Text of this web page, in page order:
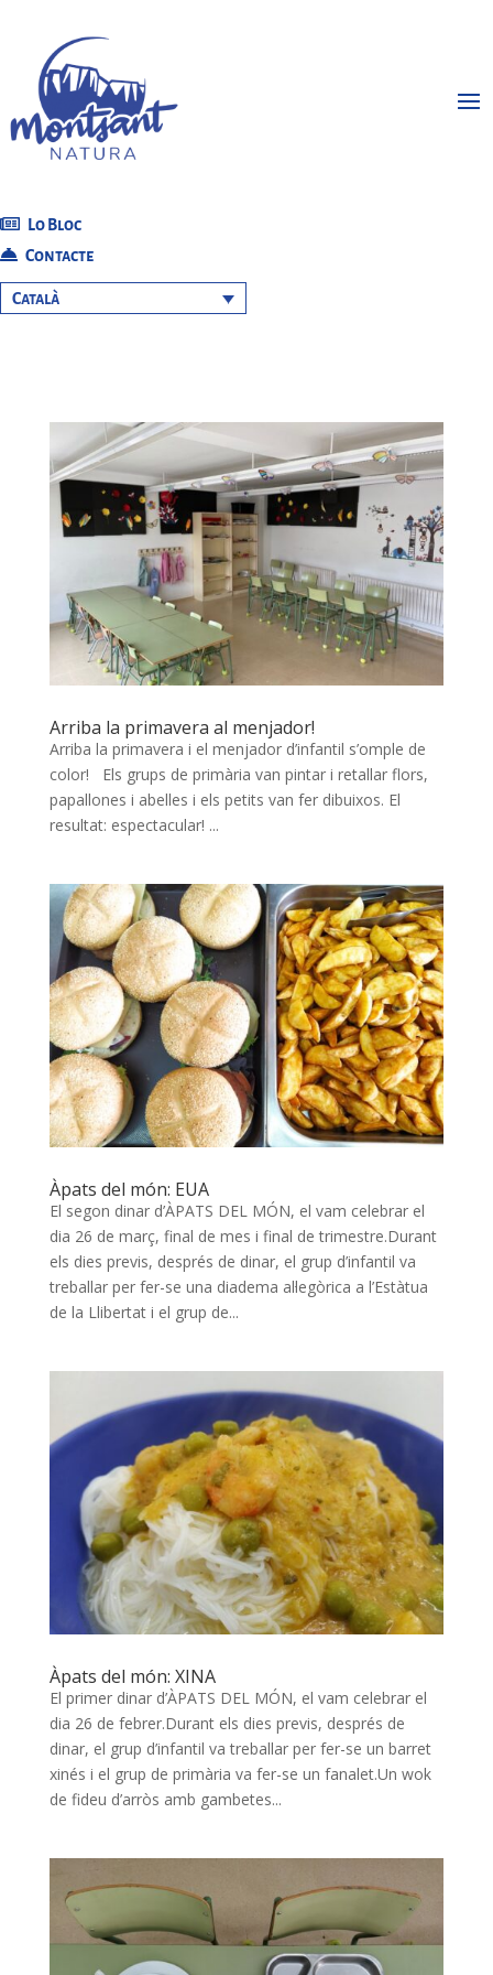
Lo Bloc
Contacte
Català
Arriba la primavera al menjador!
Arriba la primavera i el menjador d’infantil s’omple de
color! Els grups de primària van pintar i retallar flors,
papallones i abelles i els petits van fer dibuixos. El
resultat: espectacular! ...
Àpats del món: EUA
El segon dinar d’ÀPATS DEL MÓN, el vam celebrar el
dia 26 de març, final de mes i final de trimestre.Durant
els dies previs, després de dinar, el grup d’infantil va
treballar per fer-se una diadema al·legòrica a l’Estàtua
de la Llibertat i el grup de...
Àpats del món: XINA
El primer dinar d’ÀPATS DEL MÓN, el vam celebrar el
dia 26 de febrer.Durant els dies previs, després de
dinar, el grup d’infantil va treballar per fer-se un barret
xinés i el grup de primària va fer-se un fanalet.Un wok
de fideu d’arròs amb gambetes...